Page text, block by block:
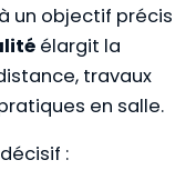
un objectif précis
élargit la
travaux
en salle.
: